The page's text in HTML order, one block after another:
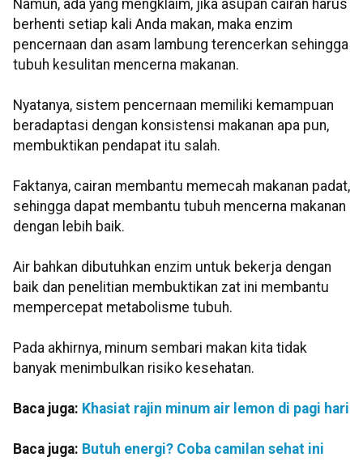
Namun, ada yang mengklaim, jika asupan cairan harus
berhenti setiap kali Anda makan, maka enzim
pencernaan dan asam lambung terencerkan sehingga
tubuh kesulitan mencerna makanan.
Nyatanya, sistem pencernaan memiliki kemampuan
beradaptasi dengan konsistensi makanan apa pun,
membuktikan pendapat itu salah.
Faktanya, cairan membantu memecah makanan padat,
sehingga dapat membantu tubuh mencerna makanan
dengan lebih baik.
Air bahkan dibutuhkan enzim untuk bekerja dengan
baik dan penelitian membuktikan zat ini membantu
mempercepat metabolisme tubuh.
Pada akhirnya, minum sembari makan kita tidak
banyak menimbulkan risiko kesehatan.
Baca juga: Khasiat rajin minum air lemon di pagi hari
Baca juga: Butuh energi? Coba camilan sehat ini